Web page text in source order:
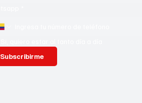
Subscribirme